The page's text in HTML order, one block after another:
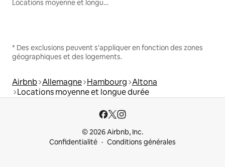
Locations moyenne et longue durée
* Des exclusions peuvent s'appliquer en fonction des zones
géographiques et des logements.
Airbnb Allemagne Hambourg Altona
Locations moyenne et longue durée
© 2026 Airbnb, Inc.
Confidentialité
Conditions générales